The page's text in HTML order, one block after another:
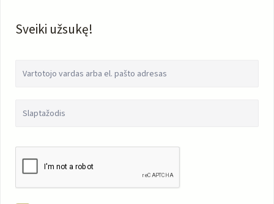
Sveiki užsukę!